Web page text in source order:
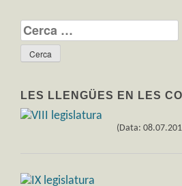
Cerca:
LES LLENGÜES EN LES
(Data: